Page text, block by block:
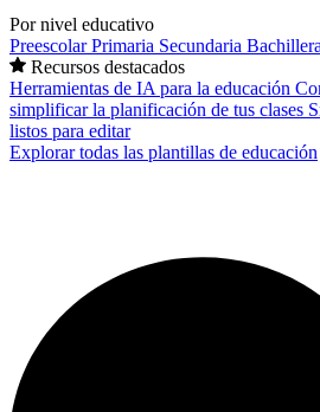
Por nivel educativo
PreescolarPrimaria Secundaria
Recursos destacados
Herramientas de IA para la educación
simplificar la planificación de tus clases
listos para editar
Explorar todas las plantillas de educación